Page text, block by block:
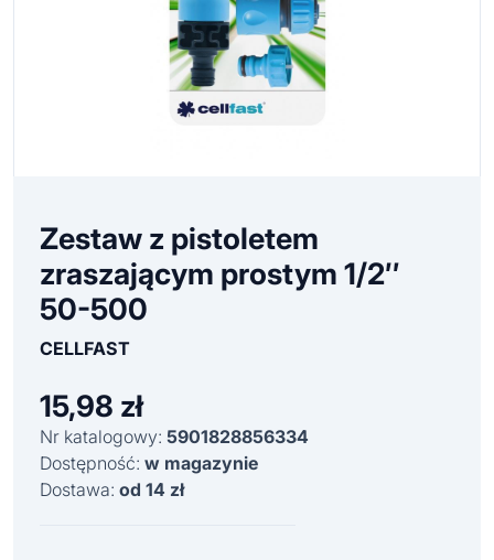
Zestaw z pistoletem
zraszającym prostym 1/2″
50-500
CELLFAST
15,98 zł
Nr katalogowy: 5901828856334
Dostępność: w magazynie
Dostawa: od 14 zł